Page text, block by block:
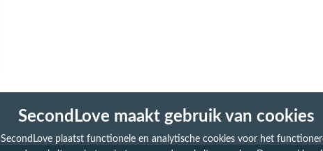
SecondLove maakt gebruik van cookies
SecondLove plaatst functionele en analytische cookies voor het